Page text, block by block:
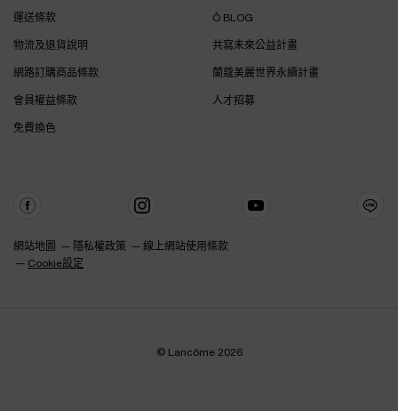
運送條款
物流及退貨說明
網路訂購商品條款
會員權益條款
免費換色
Ô BLOG
共寫未來公益計畫
蘭蔻美麗世界永續計畫
人才招募
網站地圖 隱私權政策
線上網站使用條款
Cookie設定
© Lancôme 2026